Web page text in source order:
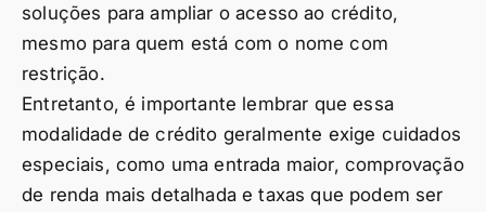
soluções para ampliar o acesso ao crédito,
mesmo para quem está com o nome com
restrição.
Entretanto, é importante lembrar que essa
modalidade de crédito geralmente exige cuidados
especiais, como uma entrada maior, comprovação
de renda mais detalhada e taxas que podem ser